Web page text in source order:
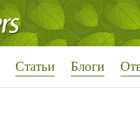
Статьи Блоги